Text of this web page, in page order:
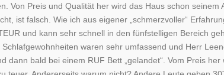
Von Preis und Qualität her wird das Haus schon seinem
ist falsch. Wie ich aus eigener „schmerzvoller“
und kann sehr schnell in den fünfstelligen Bereich
waren sehr umfassend und Herr
dann bald bei einem RUF Bett „gelandet“. Vom Preis her